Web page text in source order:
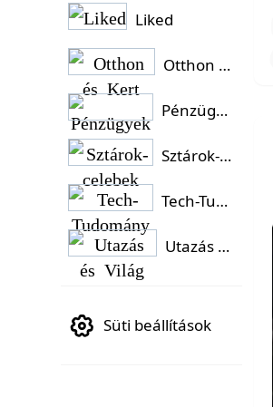
Liked
Otthon és Kert
Pénzügyek
Sztárok-celebek
Tech-Tudomány
Utazás és Világ
Süti beállítások